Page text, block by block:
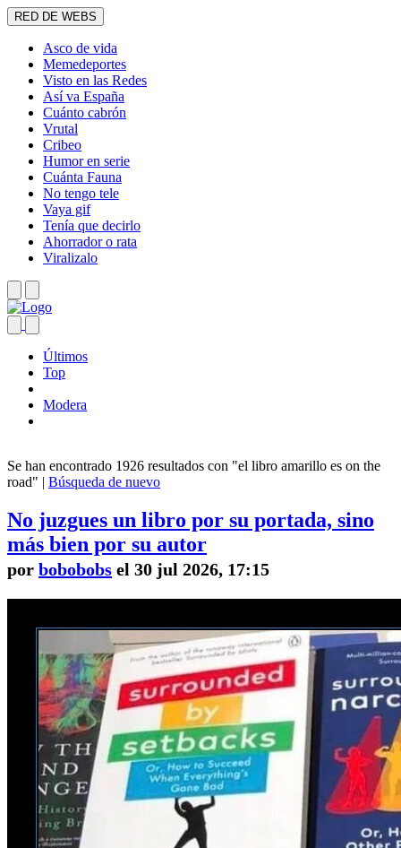
RED DE WEBS
Asco de vida
Memedeportes
Visto en las Redes
Así va España
Cuánto cabrón
Vrutal
Cribeo
Humor en serie
Cuánta Fauna
No tengo tele
Vaya gif
Tenía que decirlo
Ahorrador o rata
Viralizalo
Últimos
Top
Modera
Se han encontrado 1926 resultados con "el libro amarillo es on the
road" | Búsqueda de nuevo
No juzgues un libro por su portada, sino
más bien por su autor
por bobobobs el 30 jul 2026, 17:15